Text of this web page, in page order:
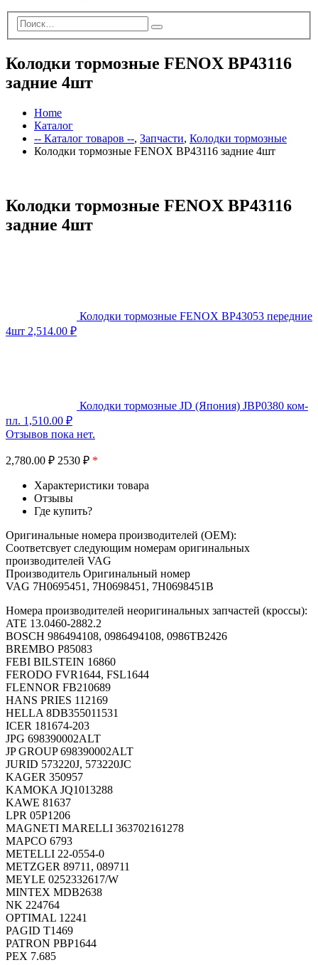
Колодки тормозные FENOX BP43116
задние 4шт
Home
Каталог
-- Каталог товаров --, Запчасти, Колодки тормозные
Колодки тормозные FENOX BP43116 задние 4шт
Колодки тормозные FENOX BP43116
задние 4шт
Колодки тормозные FENOX BP43053 передние
4шт 2,514.00 ₽
Колодки тормозные JD (Япония) JBP0380 ком-
пл. 1,510.00 ₽
Отзывов пока нет.
2,780.00 ₽ 2530 ₽ *
Характеристики товара
Отзывы
Где купить?
Оригинальные номера производителей (OEM):
Соответсвует следующим номерам оригинальных
производителей VAG
Производитель Оригинальный номер
VAG 7H0695451, 7H0698451, 7H0698451B
Номера производителей неоригинальных запчастей (кроссы):
ATE 13.0460-2882.2
BOSCH 986494108, 0986494108, 0986TB2426
BREMBO P85083
FEBI BILSTEIN 16860
FERODO FVR1644, FSL1644
FLENNOR FB210689
HANS PRIES 112169
HELLA 8DB355011531
ICER 181674-203
JPG 698390002ALT
JP GROUP 698390002ALT
JURID 573220J, 573220JC
KAGER 350957
KAMOKA JQ1013288
KAWE 81637
LPR 05P1206
MAGNETI MARELLI 363702161278
MAPCO 6793
METELLI 22-0554-0
METZGER 89711, 089711
MEYLE 0252332617/W
MINTEX MDB2638
NK 224764
OPTIMAL 12241
PAGID T1469
PATRON PBP1644
PEX 7.685